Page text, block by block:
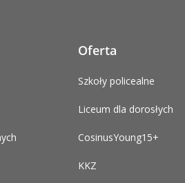
Oferta
Szkoły policealne
Liceum dla dorosłych
CosinusYoung15+
KKZ